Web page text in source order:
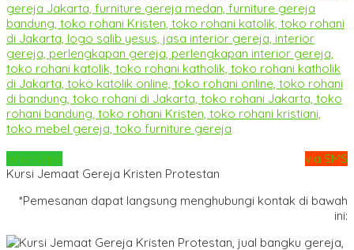
Whatsapp
via SMS
Kursi Jemaat Gereja Kristen Protestan
*Pemesanan dapat langsung menghubungi kontak di bawah
ini: